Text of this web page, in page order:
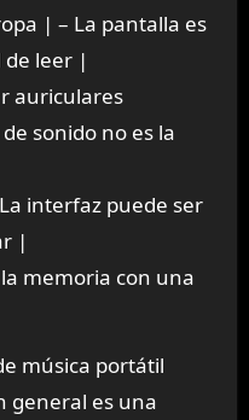
| – La pantalla es
de leer |
auriculares
sonido no es la
interfaz puede ser
|
memoria con una
música portátil
general es una